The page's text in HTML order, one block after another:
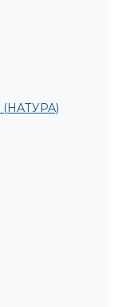
(НАТУРА)